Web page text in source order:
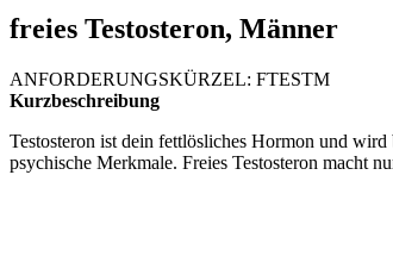
freies Testosteron, Männer
ANFORDERUNGSKÜRZEL: FTESTM
Kurzbeschreibung
Testosteron ist dein fettlösliches Hormon und
psychische Merkmale. Freies Testosteron macht